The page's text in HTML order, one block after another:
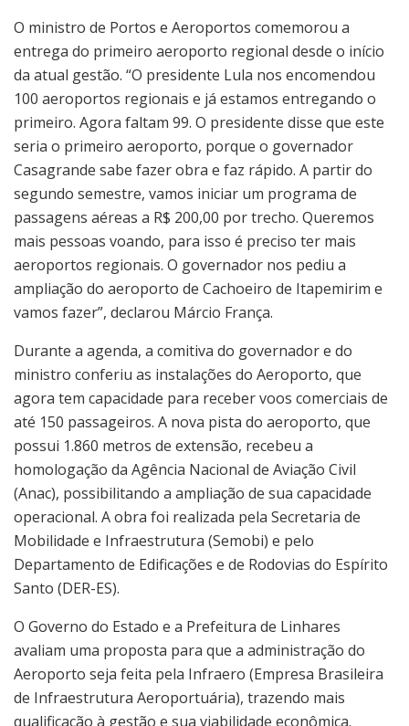
O ministro de Portos e Aeroportos comemorou a
entrega do primeiro aeroporto regional desde o início
da atual gestão. “O presidente Lula nos encomendou
100 aeroportos regionais e já estamos entregando o
primeiro. Agora faltam 99. O presidente disse que este
seria o primeiro aeroporto, porque o governador
Casagrande sabe fazer obra e faz rápido. A partir do
segundo semestre, vamos iniciar um programa de
passagens aéreas a R$ 200,00 por trecho. Queremos
mais pessoas voando, para isso é preciso ter mais
aeroportos regionais. O governador nos pediu a
ampliação do aeroporto de Cachoeiro de Itapemirim e
vamos fazer”, declarou Márcio França.
Durante a agenda, a comitiva do governador e do
ministro conferiu as instalações do Aeroporto, que
agora tem capacidade para receber voos comerciais de
até 150 passageiros. A nova pista do aeroporto, que
possui 1.860 metros de extensão, recebeu a
homologação da Agência Nacional de Aviação Civil
(Anac), possibilitando a ampliação de sua capacidade
operacional. A obra foi realizada pela Secretaria de
Mobilidade e Infraestrutura (Semobi) e pelo
Departamento de Edificações e de Rodovias do Espírito
Santo (DER-ES).
O Governo do Estado e a Prefeitura de Linhares
avaliam uma proposta para que a administração do
Aeroporto seja feita pela Infraero (Empresa Brasileira
de Infraestrutura Aeroportuária), trazendo mais
qualificação à gestão e sua viabilidade econômica.